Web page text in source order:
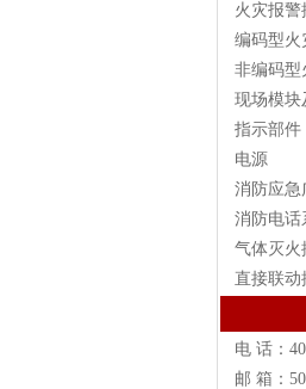
火灾报警
编码型火
非编码型
现场模块
指示部件
电源
消防应急
消防电话
气体灭火
直接联动
电 话：
邮 箱：